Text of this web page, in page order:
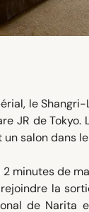
le
JR de
salon dans
2 minutes de
rejoindre la
de